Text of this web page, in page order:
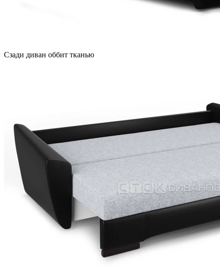
Сзади диван оббит тканью